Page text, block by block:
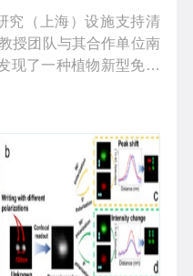
究（上海）设施支持清
授团队与其合作单位南
现了一种植物新型免疫
乳糖醛酸酶抑制蛋白
醛...